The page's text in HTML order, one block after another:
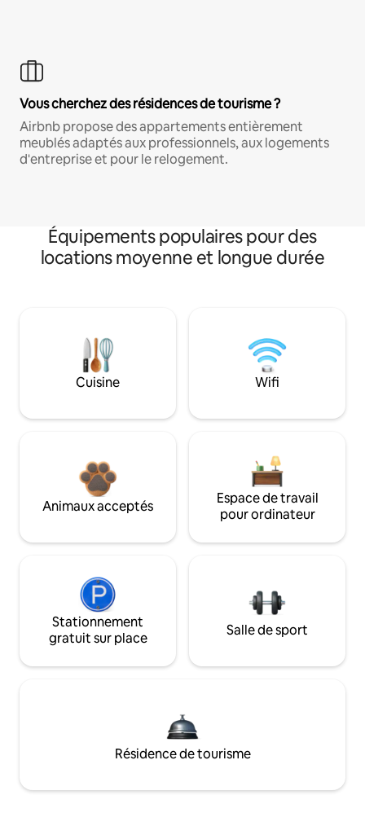
Vous cherchez des résidences de tourisme ?
Airbnb propose des appartements entièrement
meublés adaptés aux professionnels, aux logements
d'entreprise et pour le relogement.
Équipements populaires pour des
locations moyenne et longue durée
Cuisine Wifi
Animaux acceptés
Espace de travail
pour ordinateur
Stationnement
gratuit sur place
Salle de sport
Résidence de tourisme